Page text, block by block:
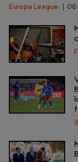
Europa League | 06